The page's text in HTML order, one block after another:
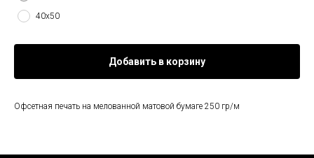
40х50
Добавить в корзину
Офсетная печать на мелованной матовой бумаге 250 гр/м